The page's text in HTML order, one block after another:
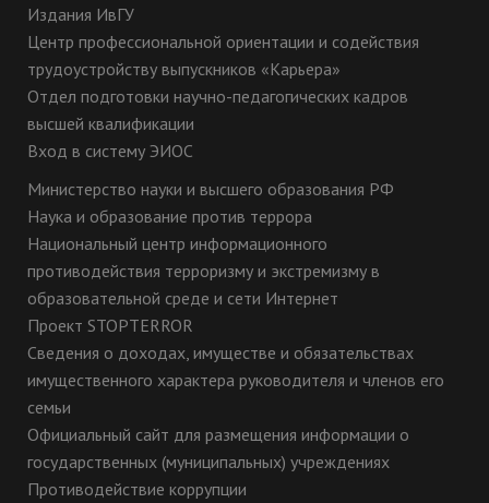
Издания ИвГУ
Центр профессиональной ориентации и содействия
трудоустройству выпускников «Карьера»
Отдел подготовки научно-педагогических кадров
высшей квалификации
Вход в систему ЭИОС
Министерство науки и высшего образования РФ
Наука и образование против террора
Национальный центр информационного
противодействия терроризму и экстремизму в
образовательной среде и сети Интернет
Проект STOPTERROR
Сведения о доходах, имуществе и обязательствах
имущественного характера руководителя и членов его
семьи
Официальный сайт для размещения информации о
государственных (муниципальных) учреждениях
Противодействие коррупции